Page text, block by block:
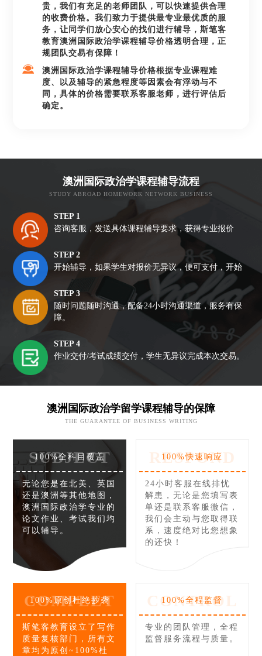
贵，我们有充足的老师团队，可以快速提供合理
的收费价格。我们致力于提供最专业最优质的服
务，让同学们放心安心的找们进行辅导，斯笔客
教育澳洲国际政治学课程辅导价格透明合理，正
规团队交易有保障！
澳洲国际政治学课程辅导价格根据专业课程难
度、以及辅导的紧急程度等因素会有浮动与不
同，具体的价格需要联系客服老师，进行评估后
确定。
澳洲国际政治学课程辅导流程
STUDY ABROAD HOMEWORK NETWORK BUSINESS
STEP 1
咨询客服，发送具体课程辅导要求，获得专业报价
STEP 2
开始辅导，如果学生对报价无异议，便可支付，开始
STEP 3
随时问题随时沟通，配备24小时沟通渠道，服务有保
障。
STEP 4
作业交付/考试成绩交付，学生无异议完成本次交易。
澳洲国际政治学留学课程辅导的保障
THE GUARANTEE OF BUSINESS WRITING
SUBJECT
100%全科目覆盖
无论您是在北美、英国
还是澳洲等其他地图，
澳洲国际政治学专业的
论文作业、考试我们均
可以辅导。
RESPOND
100%快速响应
24小时客服在线排忧
解患，无论是您填写表
单还是联系客服微信，
我们会主动与您取得联
系，速度绝对比您想象
的还快！
COMPLET
100%原创杜绝抄袭
斯笔客教育设立了写作
质量复核部门，所有文
章均为原创~100%杜
CONTROL
100%全程监督
专业的团队管理，全程
监督服务流程与质量。